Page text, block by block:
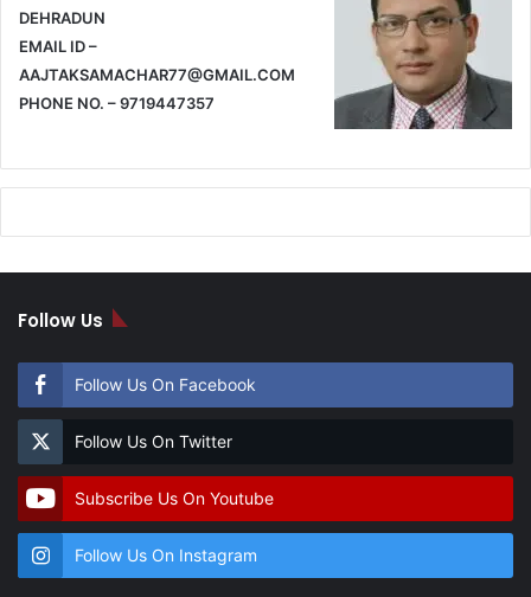
DEHRADUN
EMAIL ID –
AAJTAKSAMACHAR77@GMAIL.COM
PHONE NO. – 9719447357
Follow Us
Follow Us On Facebook
Follow Us On Twitter
Subscribe Us On Youtube
Follow Us On Instagram